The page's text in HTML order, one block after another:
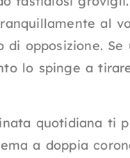
al
opposizione.
lo spinge a
quotidiana ti
a doppia